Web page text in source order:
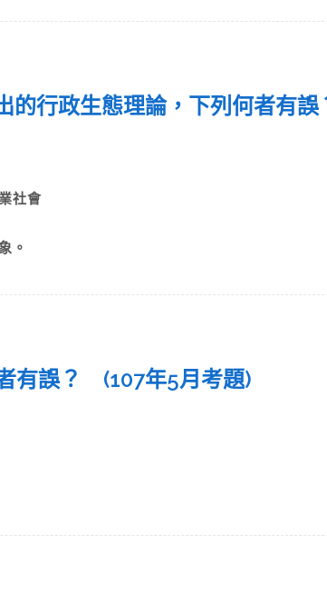
的行政生態理論，下列何者有
業社會
。
有誤？ (107年5月考題)